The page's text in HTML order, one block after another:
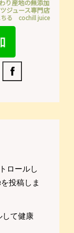
り産地の無添加
ジュース専門店
ちる cochill juice
ロールし
投稿しま
して健康